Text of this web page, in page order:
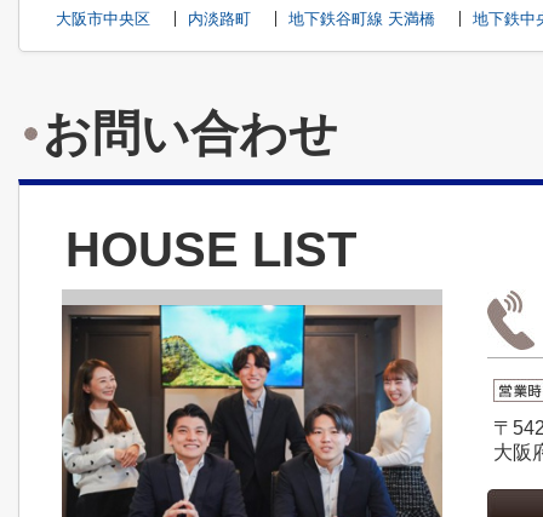
大阪市中央区 内淡路町 地下鉄谷町線 天満橋 地下鉄中
お問い合わせ
HOUSE LIST
〒
大阪